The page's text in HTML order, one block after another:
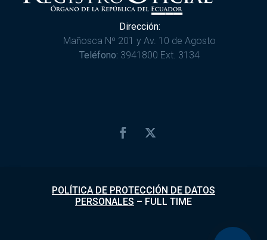
Dirección:
Mañosca Nº 201 y Av. 10 de Agosto
Teléfono: 3941800 Ext. 3134
POLÍTICA DE PROTECCIÓN DE DATOS
PERSONALES – FULL TIME